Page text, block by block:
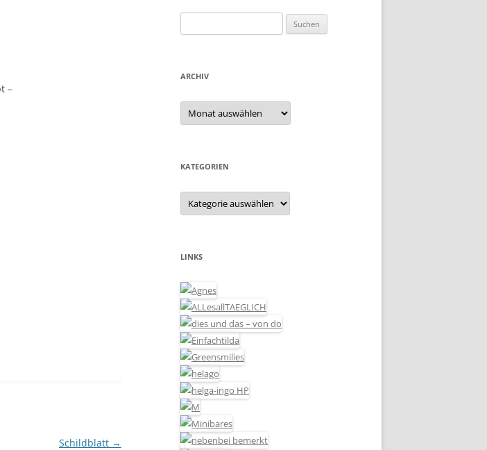
–
Schildblatt →
nach:
ARCHIV
Archiv
KATEGORIEN
Kategorien
LINKS